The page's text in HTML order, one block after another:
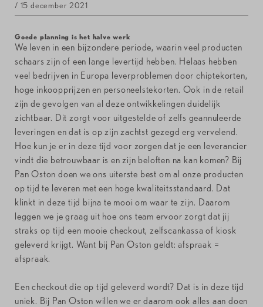
/ 15 december 2021
Goede planning is het halve werk
We leven in een bijzondere periode, waarin veel producten
schaars zijn of een lange levertijd hebben. Helaas hebben
veel bedrijven in Europa leverproblemen door chiptekorten,
hoge inkoopprijzen en personeelstekorten. Ook in de retail
zijn de gevolgen van al deze ontwikkelingen duidelijk
zichtbaar. Dit zorgt voor uitgestelde of zelfs geannuleerde
leveringen en dat is op zijn zachtst gezegd erg vervelend.
Hoe kun je er in deze tijd voor zorgen dat je een leverancier
vindt die betrouwbaar is en zijn beloften na kan komen? Bij
Pan Oston doen we ons uiterste best om al onze producten
op tijd te leveren met een hoge kwaliteitsstandaard. Dat
klinkt in deze tijd bijna te mooi om waar te zijn. Daarom
leggen we je graag uit hoe ons team ervoor zorgt dat jij
straks op tijd een mooie checkout, zelfscankassa of kiosk
geleverd krijgt. Want bij Pan Oston geldt: afspraak =
afspraak.
Een checkout die op tijd geleverd wordt? Dat is in deze tijd
uniek. Bij Pan Oston willen we er daarom ook alles aan doen